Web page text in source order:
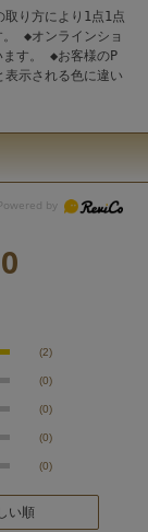
り方により1点1点
◆オンラインショ
ます。 ◆お客様のP
示される色に違い
(2)
(0)
(0)
(0)
(0)
い順